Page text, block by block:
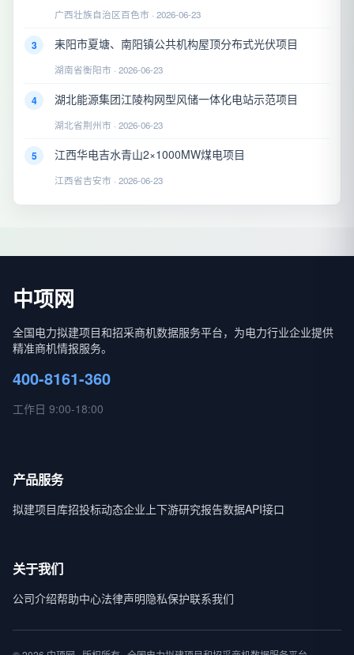
广西壮族自治区百色市 · 2026-06-23
3 耒阳市夏塘、南阳镇公共机构屋顶分布式光伏项目
湖南省衡阳市 · 2026-06-23
4 湖北能源集团江陵构网型风储一体化电站示范项目
湖北省荆州市 · 2026-06-23
5 江西华电吉水青山2×1000MW煤电项目
江西省吉安市 · 2026-06-23
中项网
全国电力拟建项目和招采商机数据服务平台，为电力行业企业提供
精准商机情报服务。
400-8161-360
工作日 9:00-18:00
产品服务
拟建项目库招投标动态企业上下游研究报告数据API接口
关于我们
公司介绍帮助中心法律声明隐私保护联系我们